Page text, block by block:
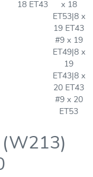
18 ET43
x 18
ET53|8 x
19 ET43
#9 x 19
ET49|8 x
19
ET43|8 x
20 ET43
#9 x 20
ET53
(W213)